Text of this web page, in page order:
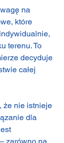
na
które
terenu. To
decyduje
całej
że nie istnieje
dla